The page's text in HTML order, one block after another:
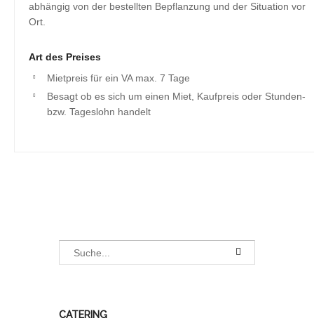
abhängig von der bestellten Bepflanzung und der Situation vor
Ort.
Art des Preises
Mietpreis für ein VA max. 7 Tage
Besagt ob es sich um einen Miet, Kaufpreis oder Stunden-
bzw. Tageslohn handelt
CATERING